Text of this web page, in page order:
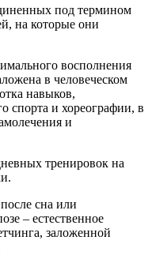
под термином
на которые они
восполнения
в человеческом
навыков,
спорта и хореографии, в
и
тренировок на
сна или
– естественное
заложенной